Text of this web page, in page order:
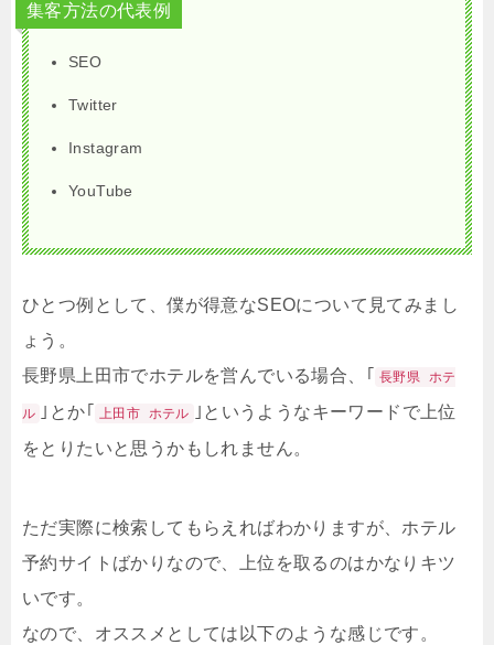
集客方法の代表例
SEO
Twitter
Instagram
YouTube
ひとつ例として、僕が得意なSEOについて見てみまし
ょう。
長野県上田市でホテルを営んでいる場合、｢ 長野県 ホテ
ル ｣とか｢ 上田市 ホテル
｣というようなキーワードで上位
をとりたいと思うかもしれません。
ただ実際に検索してもらえればわかりますが、ホテル
予約サイトばかりなので、上位を取るのはかなりキツ
いです。
なので、オススメとしては以下のような感じです。